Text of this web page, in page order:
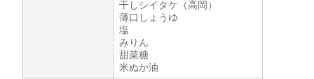
干しシイタケ（高岡）
薄口しょうゆ
塩
みりん
甜菜糖
米ぬか油